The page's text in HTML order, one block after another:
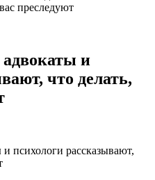
преследуют
и
что делать,